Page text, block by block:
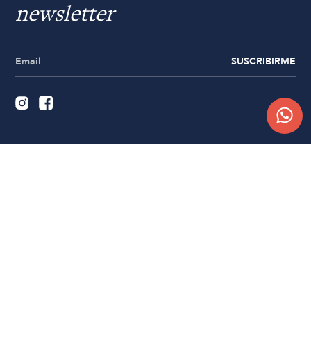
newsletter
SUSCRIBIRME